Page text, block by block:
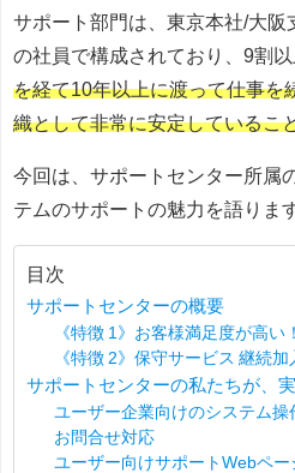
サポート部門は、東京本社/大阪
の社員で構成されており、9割以
を経て10年以上に渡って仕事を
織として非常に安定しているこ
今回は、サポートセンター所属
テムのサポートの魅力を語りま
目次
サポートセンターの概要
《特徴 1》お客様満足度が高い！
《特徴 2》保守サービス 継続
サポートセンターの私たちが、
ユーザー企業向けのシステム操
お問合せ対応
ユーザー向けサポートWebペー